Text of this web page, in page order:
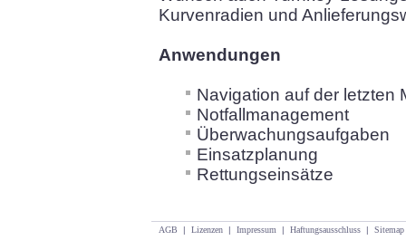
Kurvenradien und
Anwendungen
Navigation auf der letzten
Notfallmanagement
Überwachungsaufgaben
Einsatzplanung
Rettungseinsätze
AGB | Lizenzen | Impressum | Haftungsausschluss | Sitemap